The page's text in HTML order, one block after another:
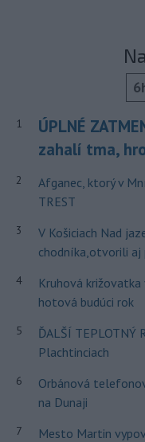
1
ÚPLNÉ
zahalí tma,
2
Afganec, ktorý v
TREST
3
V Košiciach Nad
chodníka,otvorili aj
4
Kruhová križovatka
hotová budúci rok
5
ĎALŠÍ TEPLOTNÝ
Plachtinciach
6
Orbánová
na Dunaji
7
Mesto Martin